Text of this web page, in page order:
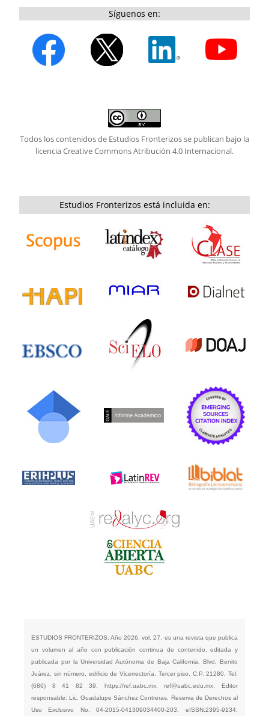
Síguenos en:
Todos los contenidos de Estudios Fronterizos se publican bajo la
licenciaCreative Commons Atribución 4.0 Internacional.
Estudios Fronterizos está incluida en:
ESTUDIOS FRONTERIZOS, Año 2026, vol. 27, es una revista que publica
un volumen al año con publicación continua de contenido, editada y
publicada por la Universidad Autónoma de Baja California, Blvd. Benito
Juárez, sin número, edificio de Vicerrectoría, Tercer piso, C.P. 21280, Tel.
(686) 8 41 82 39,
https://ref.uabc.mx,ref@uabc.edu.mx. Editor
responsable: Lic. Guadalupe Sánchez Contreras. Reserva de Derechos al
Uso Exclusivo No. 04-2015-041309034400-203, eISSN:2395-9134.